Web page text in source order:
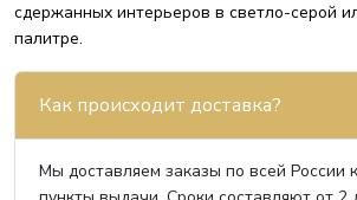
сдержанных интерьеров в светло-серой
палитре.
Как происходит доставка?
Мы доставляем заказы по всей России